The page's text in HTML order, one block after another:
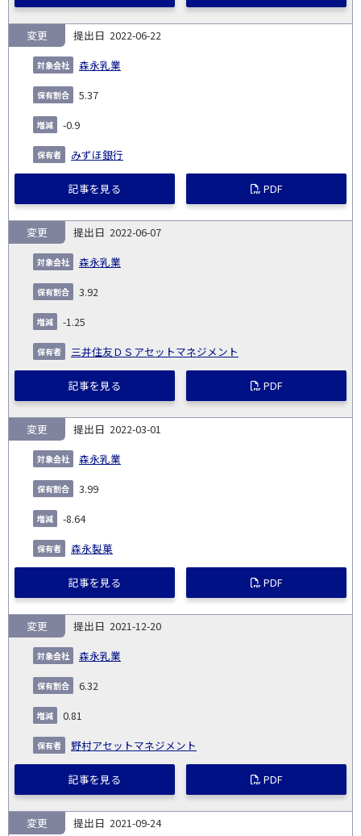
2022-06-22
森永乳業
変更
5.37
-0.9
みずほ銀行
記事を見る PDF
2022-06-07
森永乳業
変更
3.92
-1.25
三井住友ＤＳアセットマネジメント
記事を見る PDF
2022-03-01
森永乳業
変更
3.99
-8.64
森永製菓
記事を見る PDF
2021-12-20
森永乳業
変更
6.32
0.81
野村アセットマネジメント
記事を見る PDF
2021-09-24
変更